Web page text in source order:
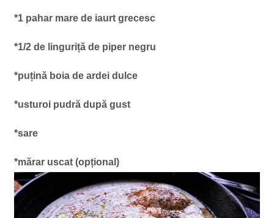
*1 pahar mare de iaurt grecesc
*1/2 de linguriță de piper negru
*puțină boia de ardei dulce
*usturoi pudră după gust
*sare
*mărar uscat (opțional)